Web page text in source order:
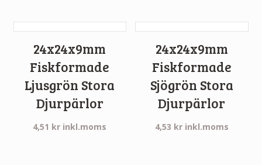
24x24x9mm
Fiskformade
Ljusgrön Stora
Djurpärlor
4,51 kr inkl.moms
24x24x9mm
Fiskformade
Sjögrön Stora
Djurpärlor
4,53 kr inkl.moms